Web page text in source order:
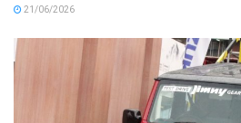
21/06/2026